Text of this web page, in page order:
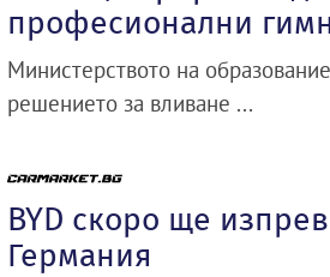
професионални
Министерството на
решението за вливане ...
BYD скоро ще
Германия